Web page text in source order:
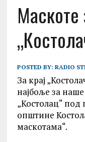
Маскоте
POSTED BY: RADIO
За крај
најбоље за
„Костолац“
општине
маскотама“.